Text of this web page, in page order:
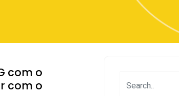
com o
com o